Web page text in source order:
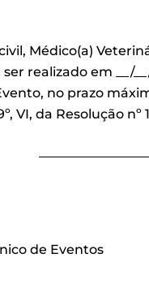
civil, Médico(a)
ser realizado em __/
Evento, no prazo
VI, da Resolução nº
de Eventos